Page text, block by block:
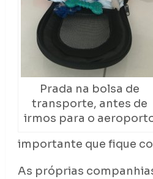
Prada na bolsa de
transporte, antes de
irmos para o
importante que fique
As próprias